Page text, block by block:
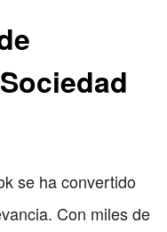
se ha convertido
Con miles de